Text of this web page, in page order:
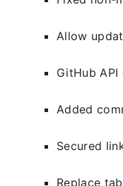
Allow
GitHub
Added
Secured
Replace